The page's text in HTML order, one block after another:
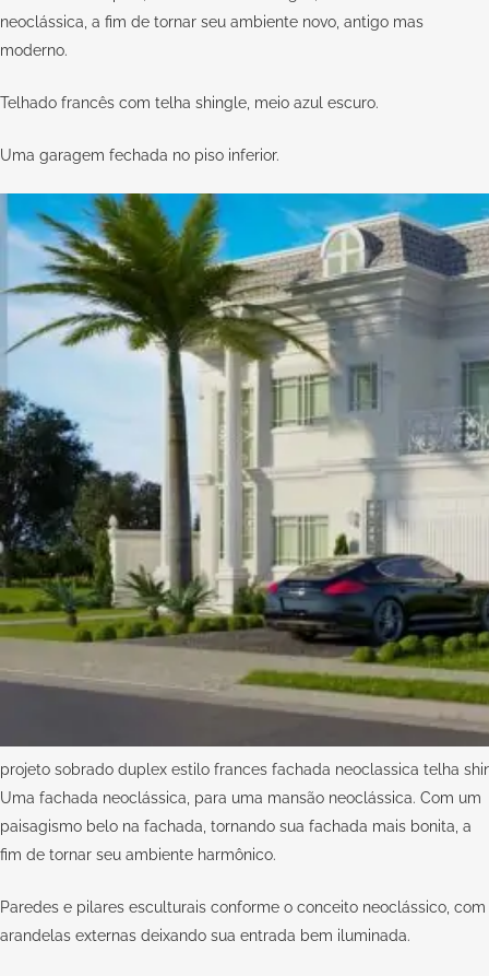
neoclássica, a fim de tornar seu ambiente novo, antigo mas
moderno.
Telhado francês com telha shingle, meio azul escuro.
Uma garagem fechada no piso inferior.
projeto sobrado duplex estilo frances fachada neoclassica telha
Uma fachada neoclássica, para uma mansão neoclássica. Com um
paisagismo belo na fachada, tornando sua fachada mais bonita, a
fim de tornar seu ambiente harmônico.
Paredes e pilares esculturais conforme o conceito neoclássico, com
arandelas externas deixando sua entrada bem iluminada.